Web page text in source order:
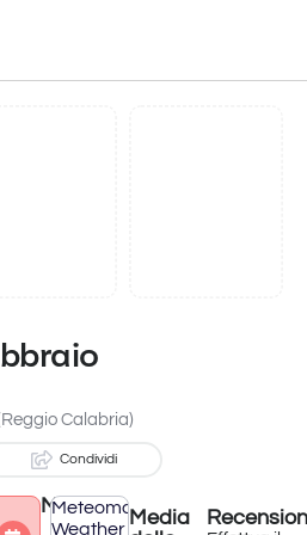
Calabria)
Condividi
Attività terminata
Meteo
Meteomatics
Weather Media